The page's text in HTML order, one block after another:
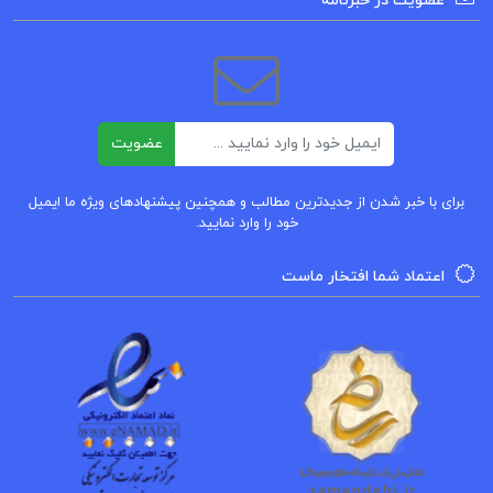
بهبود و ارتقای زندگی معنوی و روانی خواننده کمک کند.
فهرست مطالب کتاب فرار از بعد زمان و مکان روح
فصل اول: حضور در چند مکان
فصل سوم: استفاده از کالبد خیالی
فرار از بعد زمان و مکان
خرید کتاب فرار از بعد زمان و مکان
عضویت
برای با خبر شدن از جدیدترین مطالب و همچنین پیشنهادهای ویژه ما ایمیل
خود را وارد نمایید.
اعتماد شما افتخار ماست